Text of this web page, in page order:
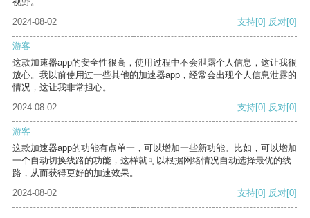
2024-08-02
支持[0] 反对[0]
游客
这款加速器app的安全性很高，使用过程中不会泄露个人信息，这让我很
放心。我以前使用过一些其他的加速器app，经常会出现个人信息泄露的
情况，这让我非常担心。
2024-08-02
支持[0] 反对[0]
游客
这款加速器app的功能有点单一，可以增加一些新功能。比如，可以增加
一个自动切换线路的功能，这样就可以根据网络情况自动选择最优的线
路，从而获得更好的加速效果。
2024-08-02
支持[0] 反对[0]